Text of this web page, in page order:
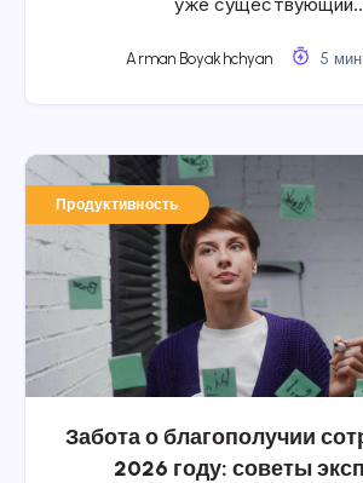
Arman Boyakhchyan 5 мин
Продуктивность
Забота о благополучии
2026 году: советы